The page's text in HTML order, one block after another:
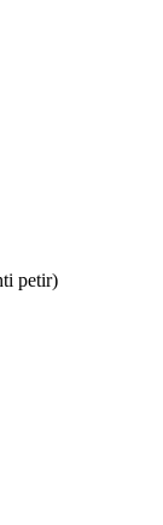
petir)